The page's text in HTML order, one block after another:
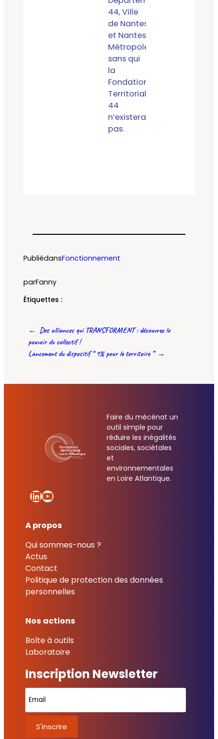
44, Ville
de Nantes
et Nantes
Métropole)
sans qui
la
Fondation
Territoriale
44
n’existerait
pas.
PubliédansFonctionnement
parFanny
Étiquettes :
← Des alliances qui TRANSFORMENT : découvrez le
pouvoir du collectif !
Lancement du dispositif “ 1% pour le territoire ” →
Faire du mécénat un
outil simple pour
réduire les inégalités
sociales, sociétales
et
environnementales
en Loire Atlantique.
LinkedIn
YouTube
A propos
Qui sommes-nous ?
Actus
Contact
Politique de protection des données
personnelles
Nos actions
Boîte à outils
Laboratoire
Inscription Newsletter